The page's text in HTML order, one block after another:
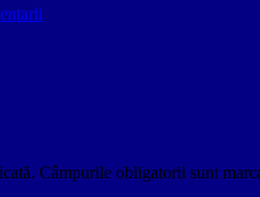
Câmpurile obligatorii sunt